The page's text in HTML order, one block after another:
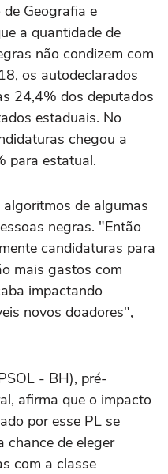
Geografia e
a quantidade de
não condizem com
os autodeclarados
24,4% dos deputados
estaduais. No
chegou a
para estatual.
de algumas
negras. "Então
candidaturas para
mais gastos com
impactando
novos doadores",
- BH), pré-
afirma que o impacto
por esse PL se
chance de eleger
com a classe